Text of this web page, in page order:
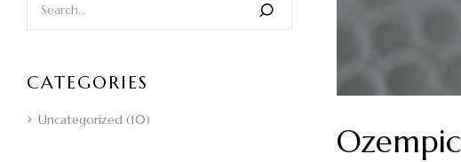
CATEGORIES
Uncategorized (10)